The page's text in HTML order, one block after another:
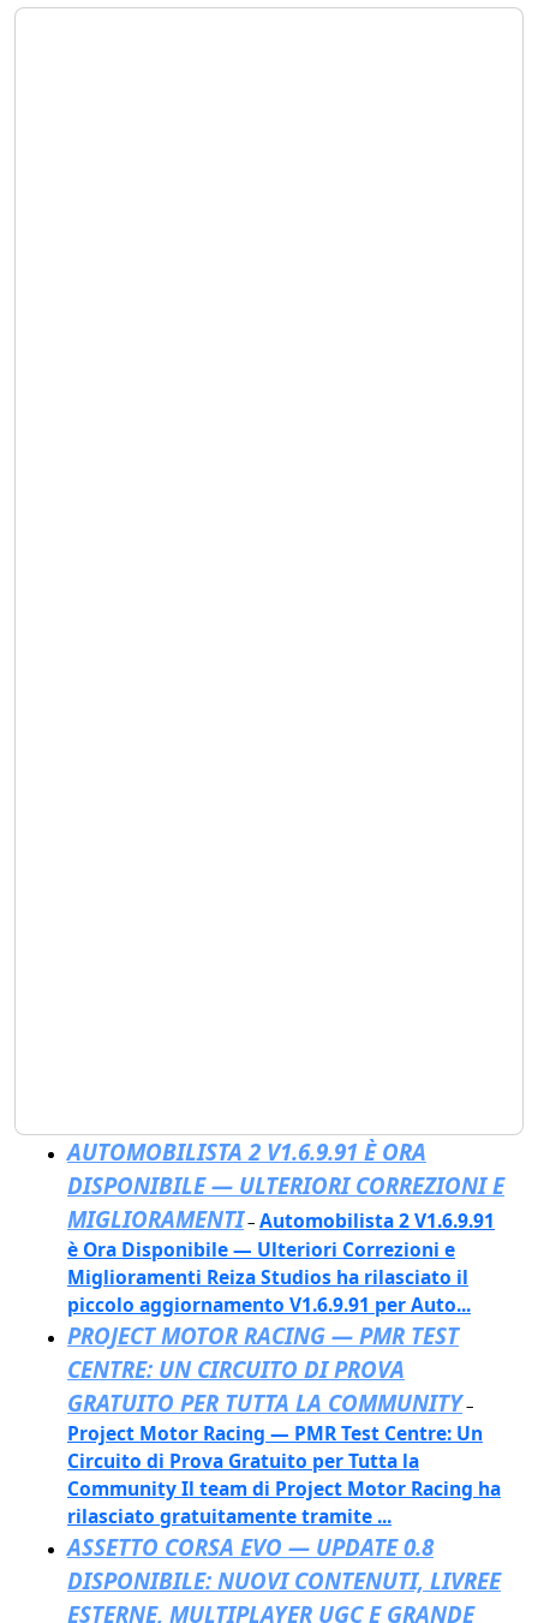
AUTOMOBILISTA 2 V1.6.9.91 È ORA
DISPONIBILE — ULTERIORI CORREZIONI E
MIGLIORAMENTI– Automobilista 2 V1.6.9.91
è Ora Disponibile — Ulteriori Correzioni e
Miglioramenti Reiza Studios ha rilasciato il
piccolo aggiornamento V1.6.9.91 per Auto...
PROJECT MOTOR RACING — PMR TEST
CENTRE: UN CIRCUITO DI PROVA
GRATUITO PER TUTTA LA COMMUNITY–
Project Motor Racing — PMR Test Centre: Un
Circuito di Prova Gratuito per Tutta la
Community Il team di Project Motor Racing ha
rilasciato gratuitamente tramite ...
ASSETTO CORSA EVO — UPDATE 0.8
DISPONIBILE: NUOVI CONTENUTI, LIVREE
ESTERNE, MULTIPLAYER UGC E GRANDE